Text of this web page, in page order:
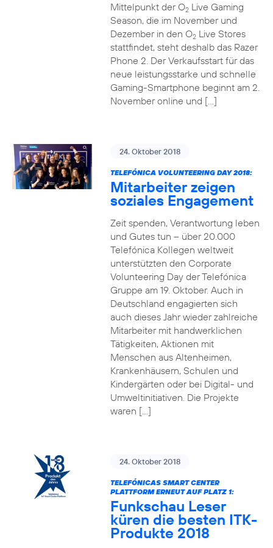
Mittelpunkt der O2Live Gaming
Season, die im November und
Dezember in den O2Live Stores
stattfindet, steht deshalb das Razer
Phone 2. Der Verkaufsstart für das
neue leistungsstarke und schnelle
Gaming-Smartphone beginnt am 2.
November online und […]
24. Oktober 2018
TELEFÓNICA VOLUNTEERING DAY 2018:
Mitarbeiter zeigen
soziales Engagement
Zeit spenden, Verantwortung leben
und Gutes tun – über 20.000
Telefónica Kollegen weltweit
unterstützten den Corporate
Volunteering Day der Telefónica
Gruppe am 19. Oktober. Auch in
Deutschland engagierten sich
auch dieses Jahr wieder zahlreiche
Mitarbeiter mit handwerklichen
Tätigkeiten, Aktionen mit
Menschen aus Altenheimen,
Krankenhäusern, Schulen und
Kindergärten oder bei Digital- und
Umweltinitiativen. Die Projekte
waren […]
24. Oktober 2018
TELEFÓNICAS SMART CENTER
PLATTFORM ERNEUT AUF PLATZ 1:
Funkschau Leser
küren die besten ITK-
Produkte 2018